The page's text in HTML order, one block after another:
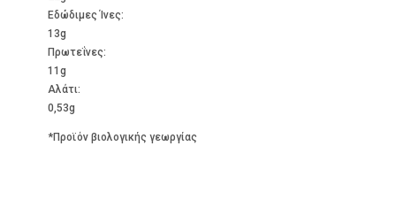
Εδώδιμες Ίνες:
13g
Πρωτεΐνες:
11g
Αλάτι:
0,53g
*Προϊόν βιολογικής γεωργίας